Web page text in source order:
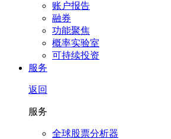
账户报告
融券
功能聚焦
概率实验室
可持续投资
服务
返回
服务
全球股票分析器